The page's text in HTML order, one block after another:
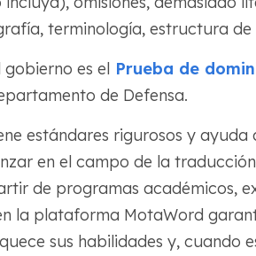
terminología, estructura de
es el Prueba de
de Defensa.
estándares rigurosos y
en el campo de la
de programas académicos,
la plataforma MotaWord
sus habilidades y, cuando